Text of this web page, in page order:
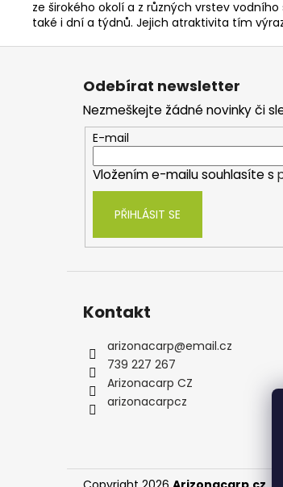
ze širokého okolí a z různých vrstev
také i dní a týdnů. Jejich atraktivita tím
Z
Odebírat newsletter
Nezmeškejte žádné novinky či
E-mail
Vložením e-mailu souhlasíte s
PŘIHLÁSIT SE
Kontakt
arizonacarp@email.cz
739 227 267
Arizonacarp CZ
arizonacarpcz